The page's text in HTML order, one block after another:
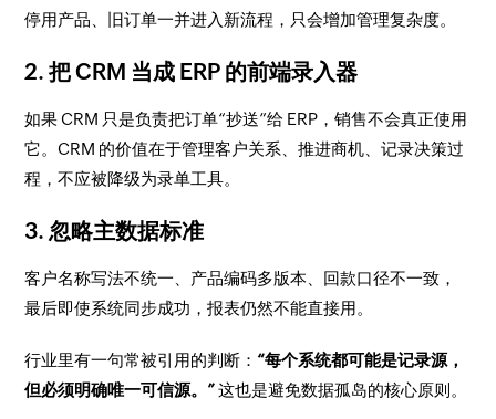
停用产品、旧订单一并进入新流程，只会增加管理复杂度。
2. 把 CRM 当成 ERP 的前端录入器
如果 CRM 只是负责把订单“抄送”给 ERP，销售不会真正使用
它。CRM 的价值在于管理客户关系、推进商机、记录决策过
程，不应被降级为录单工具。
3. 忽略主数据标准
客户名称写法不统一、产品编码多版本、回款口径不一致，
最后即使系统同步成功，报表仍然不能直接用。
行业里有一句常被引用的判断： “每个系统都可能是记录源，
但必须明确唯一可信源。”这也是避免数据孤岛的核心原则。